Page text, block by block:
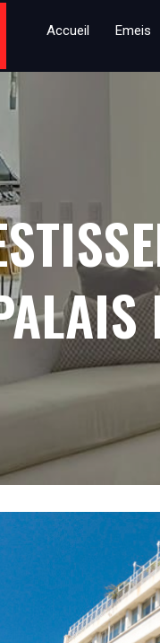
Accueil Emeis